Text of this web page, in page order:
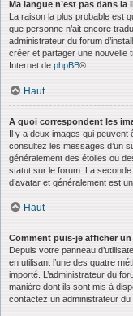
Ma langue n’est pas dans la
La raison la plus probable est
que personne n’ait encore
administrateur du forum
créer et partager une nouvelle
Internet de phpBB®.
Haut
A quoi correspondent les
Il y a deux images qui peuvent
consultez les messages d’un
généralement des étoiles ou
statut sur le forum. La
d’avatar et généralement est
Haut
Comment puis-je afficher un
Depuis votre panneau
en utilisant l’une des quatre
importé. L’administrateur du
manière dont ils sont mis à
contactez un administrateur du